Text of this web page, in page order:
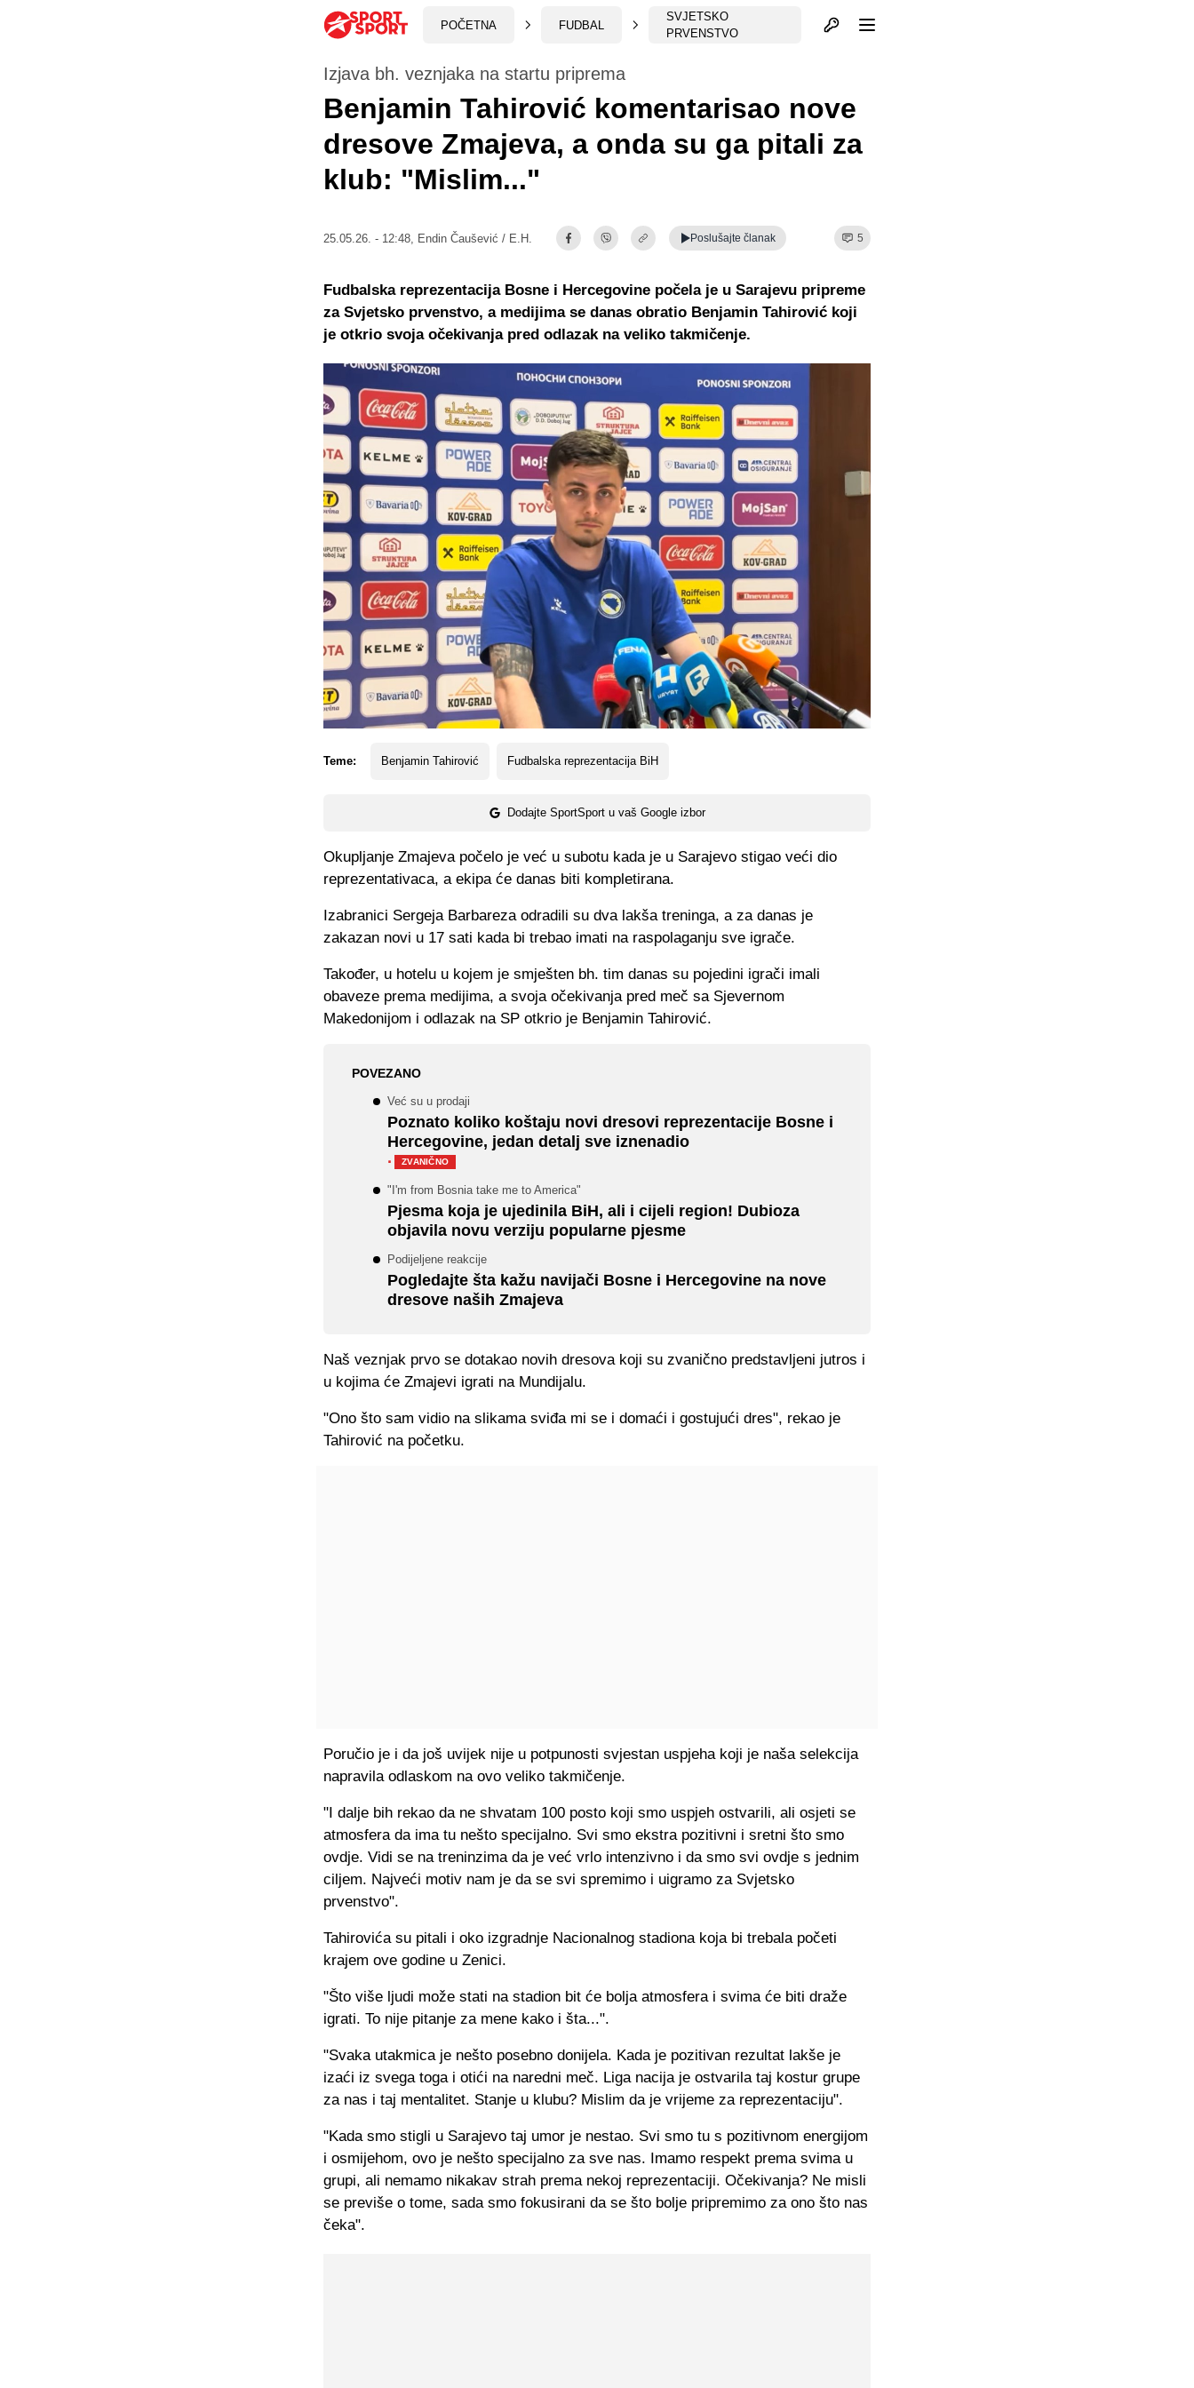
POČETNA FUDBAL
SVJETSKO
PRVENSTVO
Otvori profil
Izjava bh. veznjaka na startu priprema
Benjamin Tahirović komentarisao nove
dresove Zmajeva, a onda su ga pitali za
klub: "Mislim..."
25.05.26. - 12:48, Endin Čaušević / E.H. Poslušajte članak 5
Teme: Benjamin Tahirović Fudbalska reprezentacija BiH
Dodajte SportSport u vaš Google izbor
Fudbalska reprezentacija Bosne i Hercegovine počela je u Sarajevu pripreme
za Svjetsko prvenstvo, a medijima se danas obratio Benjamin Tahirović koji
je otkrio svoja očekivanja pred odlazak na veliko takmičenje.
Okupljanje Zmajeva počelo je već u subotu kada je u Sarajevo stigao veći dio
reprezentativaca, a ekipa će danas biti kompletirana.
Izabranici Sergeja Barbareza odradili su dva lakša treninga, a za danas je
zakazan novi u 17 sati kada bi trebao imati na raspolaganju sve igrače.
Također, u hotelu u kojem je smješten bh. tim danas su pojedini igrači imali
obaveze prema medijima, a svoja očekivanja pred meč sa Sjevernom
Makedonijom i odlazak na SP otkrio je Benjamin Tahirović.
POVEZANO
Već su u prodaji
Poznato koliko koštaju novi dresovi reprezentacije Bosne i
Hercegovine, jedan detalj sve iznenadio
·
ZVANIČNO
"I'm from Bosnia take me to America"
Pjesma koja je ujedinila BiH, ali i cijeli region! Dubioza
objavila novu verziju popularne pjesme
Podijeljene reakcije
Pogledajte šta kažu navijači Bosne i Hercegovine na nove
dresove naših Zmajeva
Naš veznjak prvo se dotakao novih dresova koji su zvanično predstavljeni jutros i
u kojima će Zmajevi igrati na Mundijalu.
"Ono što sam vidio na slikama sviđa mi se i domaći i gostujući dres", rekao je
Tahirović na početku.
Poručio je i da još uvijek nije u potpunosti svjestan uspjeha koji je naša selekcija
napravila odlaskom na ovo veliko takmičenje.
"I dalje bih rekao da ne shvatam 100 posto koji smo uspjeh ostvarili, ali osjeti se
atmosfera da ima tu nešto specijalno. Svi smo ekstra pozitivni i sretni što smo
ovdje. Vidi se na treninzima da je već vrlo intenzivno i da smo svi ovdje s jednim
ciljem. Najveći motiv nam je da se svi spremimo i uigramo za Svjetsko
prvenstvo".
Tahirovića su pitali i oko izgradnje Nacionalnog stadiona koja bi trebala početi
krajem ove godine u Zenici.
"Što više ljudi može stati na stadion bit će bolja atmosfera i svima će biti draže
igrati. To nije pitanje za mene kako i šta...".
"Svaka utakmica je nešto posebno donijela. Kada je pozitivan rezultat lakše je
izaći iz svega toga i otići na naredni meč. Liga nacija je ostvarila taj kostur grupe
za nas i taj mentalitet. Stanje u klubu? Mislim da je vrijeme za reprezentaciju".
"Kada smo stigli u Sarajevo taj umor je nestao. Svi smo tu s pozitivnom energijom
i osmijehom, ovo je nešto specijalno za sve nas. Imamo respekt prema svima u
grupi, ali nemamo nikakav strah prema nekoj reprezentaciji. Očekivanja? Ne misli
se previše o tome, sada smo fokusirani da se što bolje pripremimo za ono što nas
čeka".